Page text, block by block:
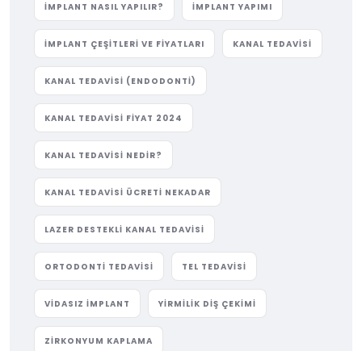
IMPLANT NASIL YAPILIR? IMPLANT YAPIMI
IMPLANT ÇEŞITLERI VE FIYATLARI KANAL TEDAVISI
KANAL TEDAVISI (ENDODONTI)
KANAL TEDAVISI FIYAT 2024
KANAL TEDAVISI NEDIR?
KANAL TEDAVISI ÜCRETI NEKADAR
LAZER DESTEKLI KANAL TEDAVISI
ORTODONTI TEDAVISI TEL TEDAVISI
VIDASIZ IMPLANT YIRMILIK DIŞ ÇEKIMI
ZIRKONYUM KAPLAMA